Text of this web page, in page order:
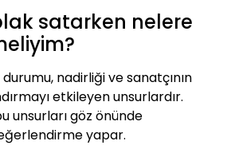
satarken nelere
nadirliği ve sanatçının
etkileyen unsurlardır.
unsurları göz önünde
yapar.